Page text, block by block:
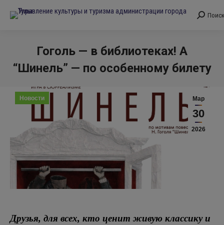
Поиск:
Поиск
Гоголь — в библиотеках! А
“Шинель” — по особенному билету
Мар
30
2026
Новости
Друзья, для всех, кто ценит живую классику и